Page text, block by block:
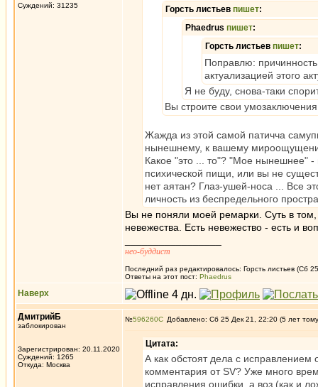
Суждений: 31235
Горсть листьев пишет:
Phaedrus пишет:
Горсть листьев пишет:
Поправлю:
актуализацией этого
Я не буду, снова-таки
Вы строите свои
Жажда из этой самой патичча
нынешнему, к вашему
Какое "это ... то"? "Мое нынешнее" -
психической пищи, или вы не
нет аятан? Глаз-ушей-носа ... Все
личность из беспредельного
Вы не поняли моей ремарки. Суть в том,
невежества. Есть невежество - есть и
нео-буддист
Последний раз редактировалось: Горсть листьев (Сб
Ответы на этот пост: Phaedrus
Наверх
ДмитрийБ
заблокирован
Зарегистрирован: 20.11.2020
Суждений: 1265
Откуда: Москва
№596260 Добавлено: Сб 25 Дек 21, 22:20 (5 лет
Цитата:
А как обстоят дела с
комментария от SV? Уже много
исправления ошибки, а воз (как и